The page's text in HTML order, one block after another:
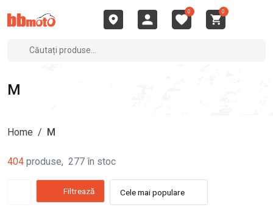
0 0
M
Home / M
404 produse, 277 în stoc
Filtrează Cele mai populare